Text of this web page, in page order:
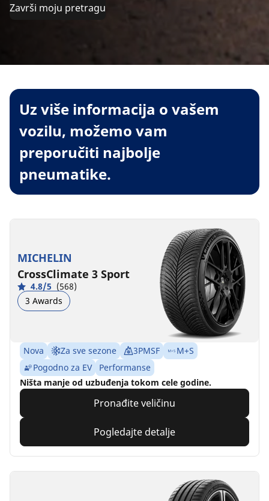
Završi moju pretragu
Uz više informacija o vašem
vozilu, možemo vam
preporučiti najbolje
pneumatike.
MICHELIN
CrossClimate 3 Sport
4.8/5 (568)
3 Awards
Nova Za sve sezone 3PMSF
M+S
Pogodno za EV
Performanse
Ništa manje od uzbuđenja tokom cele godine.
Pronađite veličinu
Pogledajte detalje